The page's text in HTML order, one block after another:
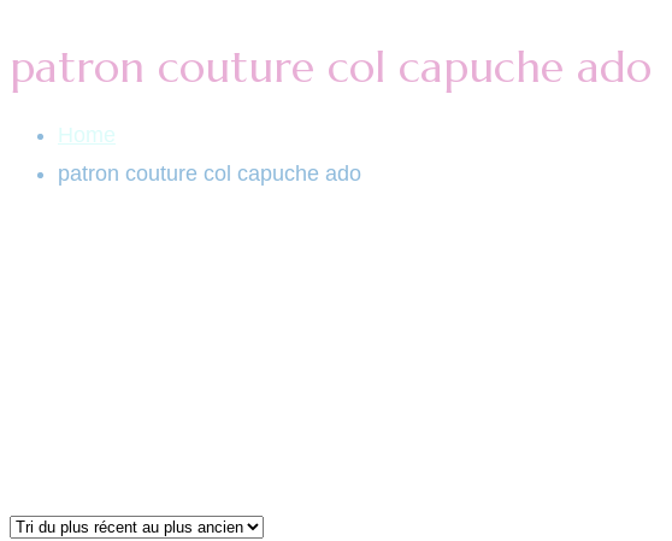
patron couture col capuche ado
Home
patron couture col capuche ado